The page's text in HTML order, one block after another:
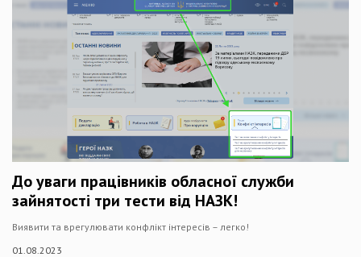
До уваги працівників обласної служби
зайнятості три тести від НАЗК!
Виявити та врегулювати конфлікт інтересів – легко!
01.08.2023